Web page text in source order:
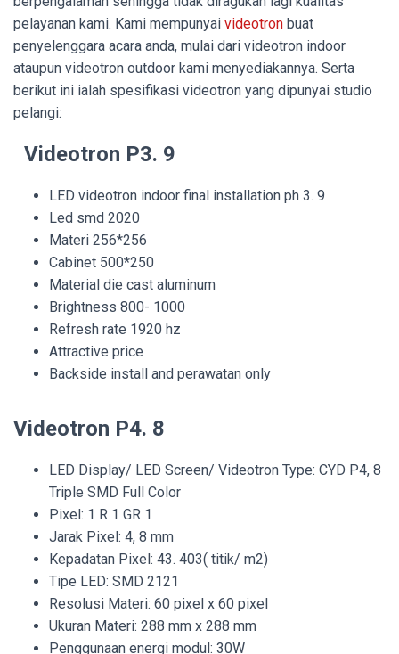
pelayanan kami. Kami mempunyai videotron buat
penyelenggara acara anda, mulai dari videotron indoor
ataupun videotron outdoor kami menyediakannya. Serta
berikut ini ialah spesifikasi videotron yang dipunyai studio
pelangi:
Videotron P3. 9
LED videotron indoor final installation ph 3. 9
Led smd 2020
Materi 256*256
Cabinet 500*250
Material die cast aluminum
Brightness 800- 1000
Refresh rate 1920 hz
Attractive price
Backside install and perawatan only
Videotron P4. 8
LED Display/ LED Screen/ Videotron Type: CYD P4, 8
Triple SMD Full Color
Pixel: 1 R 1 GR 1
Jarak Pixel: 4, 8 mm
Kepadatan Pixel: 43. 403( titik/ m2)
Tipe LED: SMD 2121
Resolusi Materi: 60 pixel x 60 pixel
Ukuran Materi: 288 mm x 288 mm
Penggunaan energi modul: 30W